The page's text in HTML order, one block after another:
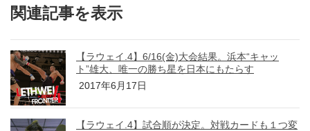
関連記事を表示
【ラウェイ.4】6/16(金)大会結果。浜本“キャッ
ト”雄大、唯一の勝ち星を日本にもたらす
2017年6月17日
【ラウェイ.4】試合順が決定。対戦カードも１つ変